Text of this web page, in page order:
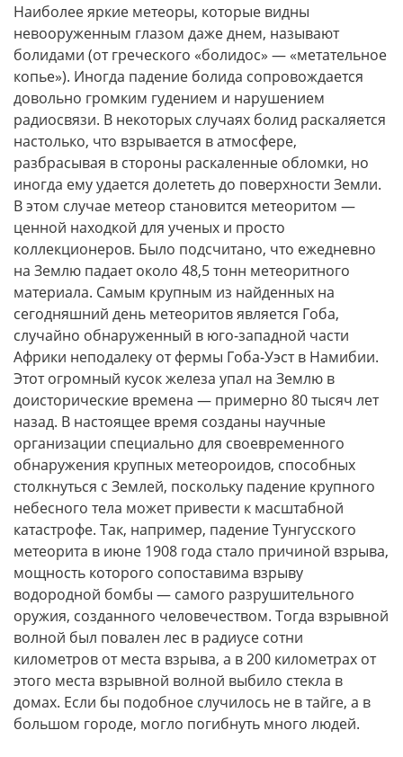
Наиболее яркие метеоры, которые видны
невооруженным глазом даже днем, называют
болидами (от греческого «болидос» — «метательное
копье»). Иногда падение болида сопровождается
довольно громким гудением и нарушением
радиосвязи. В некоторых случаях болид раскаляется
настолько, что взрывается в атмосфере,
разбрасывая в стороны раскаленные обломки, но
иногда ему удается долететь до поверхности Земли.
В этом случае метеор становится метеоритом —
ценной находкой для ученых и просто
коллекционеров. Было подсчитано, что ежедневно
на Землю падает около 48,5 тонн метеоритного
материала. Самым крупным из найденных на
сегодняшний день метеоритов является Гоба,
случайно обнаруженный в юго-западной части
Африки неподалеку от фермы Гоба-Уэст в Намибии.
Этот огромный кусок железа упал на Землю в
доисторические времена — примерно 80 тысяч лет
назад. В настоящее время созданы научные
организации специально для своевременного
обнаружения крупных метеороидов, способных
столкнуться с Землей, поскольку падение крупного
небесного тела может привести к масштабной
катастрофе. Так, например, падение Тунгусского
метеорита в июне 1908 года стало причиной взрыва,
мощность которого сопоставима взрыву
водородной бомбы — самого разрушительного
оружия, созданного человечеством. Тогда взрывной
волной был повален лес в радиусе сотни
километров от места взрыва, а в 200 километрах от
этого места взрывной волной выбило стекла в
домах. Если бы подобное случилось не в тайге, а в
большом городе, могло погибнуть много людей.